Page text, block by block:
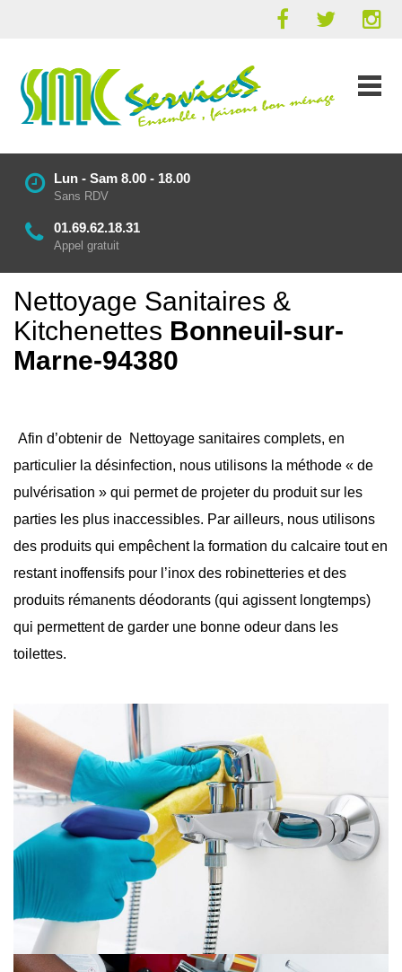
Lun - Sam 8.00 - 18.00
Sans RDV
01.69.62.18.31
Appel gratuit
Nettoyage Sanitaires &
Kitchenettes Bonneuil-sur-
Marne-94380
Afin d’obtenir de Nettoyage sanitaires complets, en
particulier la désinfection, nous utilisons la méthode « de
pulvérisation » qui permet de projeter du produit sur les
parties les plus inaccessibles. Par ailleurs, nous utilisons
des produits qui empêchent la formation du calcaire tout en
restant inoffensifs pour l’inox des robinetteries et des
produits rémanents déodorants (qui agissent longtemps)
qui permettent de garder une bonne odeur dans les
toilettes.